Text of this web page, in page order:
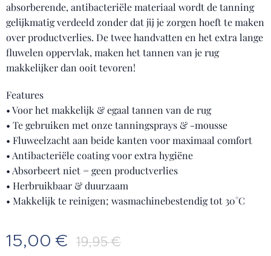
absorberende, antibacteriële materiaal wordt de tanning
gelijkmatig verdeeld zonder dat jij je zorgen hoeft te maken
over productverlies. De twee handvatten en het extra lange
fluwelen oppervlak, maken het tannen van je rug
makkelijker dan ooit tevoren!
Features
• Voor het makkelijk & egaal tannen van de rug
• Te gebruiken met onze tanningsprays & -mousse
• Fluweelzacht aan beide kanten voor maximaal comfort
• Antibacteriële coating voor extra hygiëne
• Absorbeert niet = geen productverlies
• Herbruikbaar & duurzaam
• Makkelijk te reinigen; wasmachinebestendig tot 30°C
15,00 € 19,95€